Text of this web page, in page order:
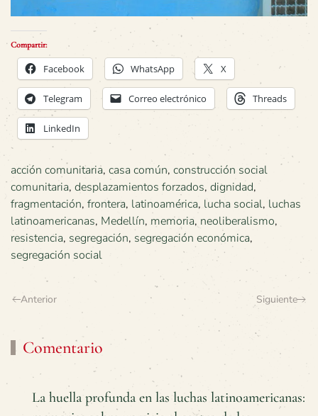
Compartir:
Facebook WhatsApp X
Telegram Correo electrónico Threads
LinkedIn
acción comunitaria, casa común, construcción social
comunitaria, desplazamientos forzados, dignidad,
fragmentación, frontera, latinoamérica, lucha social, luchas
latinoamericanas, Medellín, memoria, neoliberalismo,
resistencia, segregación, segregación económica,
segregación social
Anterior Siguiente
Comentario
La huella profunda en las luchas latinoamericanas: